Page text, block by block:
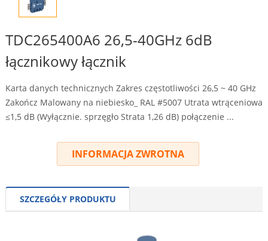
TDC265400A6 26,5-40GHz 6dB
łącznikowy łącznik
Karta danych technicznych Zakres częstotliwości 26,5 ~ 40 GHz
Zakończ Malowany na niebiesko_ RAL #5007 Utrata wtrąceniowa
≤1,5 dB (Wyłącznie. sprzęgło Strata 1,26 dB) połączenie ...
INFORMACJA ZWROTNA
SZCZEGÓŁY PRODUKTU